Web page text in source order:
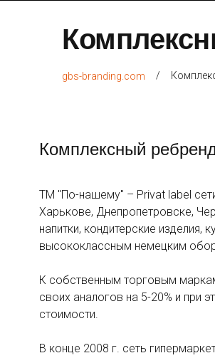
gbs-branding.com /
Комплексный
ТМ ''По-нашему'' – Privat label
Харькове, Днепропетровске,
напитки, кондитерские
высококлассным немецким
К собственным торговым
своих аналогов на 5-20% и при
стоимости.
В конце 2008 г. сеть